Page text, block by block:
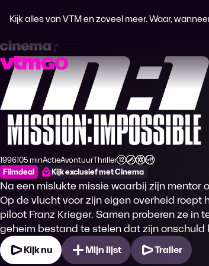
Kijk alles van VTM en zoveel meer. Waar,
Mission: Impossible
Productiejaar
1996
Tijdsduur
105 min
Genre
Actie
Genre
Avontuur
Genre
Thriller
Leeftijdsclassificatie
Filmdeal Kijk exclusief met Cinema
Na een mislukte missie waarbij zijn mentor
Op de vlucht voor zijn eigen overheid roept
piloot Franz Krieger. Samen proberen ze in
geheim bestand te stelen dat zijn onschuld
Kijk nu Mijn lijst Trailer